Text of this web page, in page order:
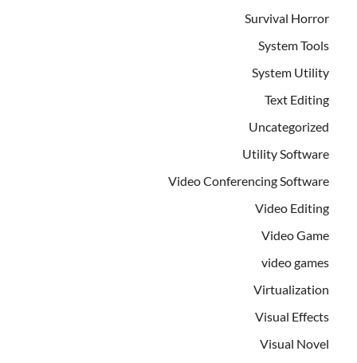
Survival Horror
System Tools
System Utility
Text Editing
Uncategorized
Utility Software
Video Conferencing Software
Video Editing
Video Game
video games
Virtualization
Visual Effects
Visual Novel